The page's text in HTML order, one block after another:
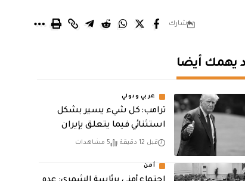
شارك
يهمك أيضا
عربي ودولي
ترامب: كل شيء يسير بشكل
استثنائي فيما يتعلق بإيران
قبل 12 دقيقة 5 مشاهدات
أمن